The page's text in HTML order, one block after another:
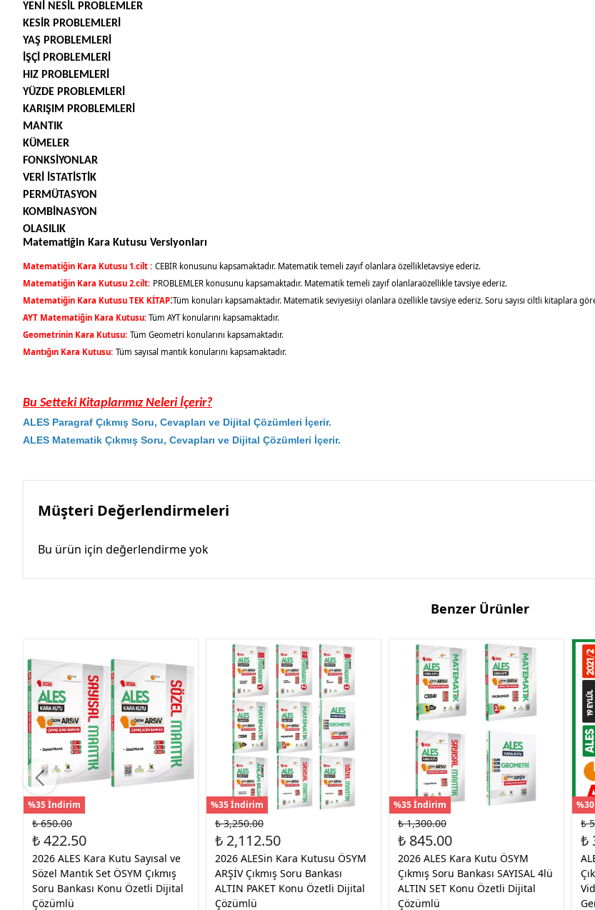
YENİ NESİL PROBLEMLER
KESİR PROBLEMLERİ
YAŞ PROBLEMLERİ
İŞÇİ PROBLEMLERİ
HIZ PROBLEMLERİ
YÜZDE PROBLEMLERİ
KARIŞIM PROBLEMLERİ
MANTIK
KÜMELER
FONKSİYONLAR
VERİ İSTATİSTİK
PERMÜTASYON
KOMBİNASYON
OLASILIK
Matematiğin Kara Kutusu Versiyonları
Matematiğin Kara Kutusu 1.cilt : CEBİR konusunu kapsamaktadır. Matematik temeli zayıf olanlara özellikletavsiye ederiz.
Matematiğin Kara Kutusu 2.cilt: PROBLEMLER konusunu kapsamaktadır. Matematik temeli zayıf olanlaraözellikle tavsiye ederiz.
Matematiğin Kara Kutusu TEK KİTAP:Tüm konuları kapsamaktadır. Matematik seviyesiiyi olanlara özellikle tavsiye ederiz. Soru sayısı ciltli kitaplara
AYT Matematiğin Kara Kutusu: Tüm AYT konularını kapsamaktadır.
Geometrinin Kara Kutusu: Tüm Geometri konularını kapsamaktadır.
Mantığın Kara Kutusu: Tüm sayısal mantık konularını kapsamaktadır.
Bu Setteki Kitaplarımız Neleri İçerir?
ALES Paragraf Çıkmış Soru, Cevapları ve Dijital Çözümleri İçerir.
ALES Matematik Çıkmış Soru, Cevapları ve Dijital Çözümleri İçerir.
Müşteri Değerlendirmeleri
Bu ürün için değerlendirme yok
Benzer Ürünler
%35 İndirim
₺ 650.00
₺ 422.50
2026 ALES Kara Kutu Sayısal ve
Sözel Mantık Set ÖSYM Çıkmış
Soru Bankası Konu Özetli Dijital
Çözümlü
%35 İndirim
₺ 3,250.00
₺ 2,112.50
2026 ALESin Kara Kutusu ÖSYM
ARŞİV Çıkmış Soru Bankası
ALTIN PAKET Konu Özetli Dijital
Çözümlü
%35 İndirim
₺ 1,300.00
₺ 845.00
2026 ALES Kara Kutu ÖSYM
Çıkmış Soru Bankası SAYISAL 4lü
ALTIN SET Konu Özetli Dijital
Çözümlü
₺
₺